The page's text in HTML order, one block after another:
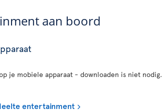
aan boord
je mobiele apparaat - downloaden is niet nodig.
entertainment